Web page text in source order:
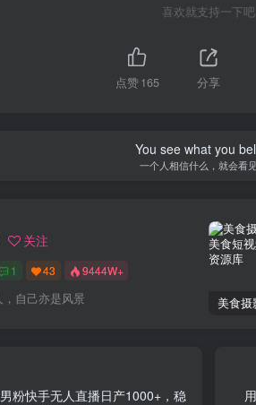
喜欢就支持一下吧
点赞165 分享
You see what you
一个人相信什么，就会看
关注
1 43 9444W+
，自己亦是风景
粉快手无人直播日产1000+，稳